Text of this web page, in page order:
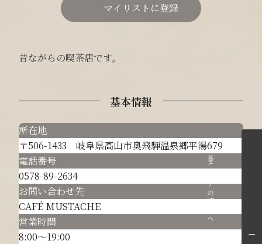
昔ながらの喫茶店です。
マイリストに登録
基本情報
所在地
〒506-1433 岐阜県高山市奥飛騨温泉郷平湯679
電話番号
0578-89-2634
お問い合わせ先
CAFÉ MUSTACHE
営業時間
8:00～19:00
各エリアの紹介へ